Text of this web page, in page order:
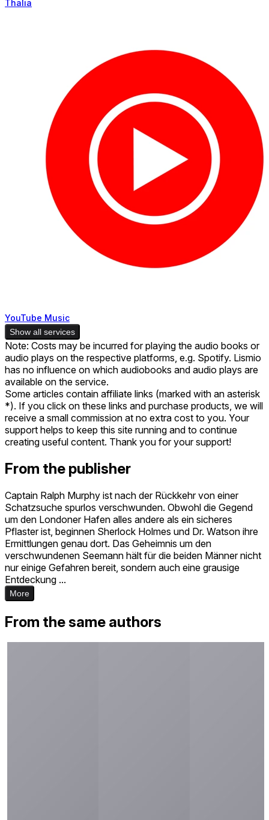
Thalia
YouTube Music
Show all services
Note: Costs may be incurred for playing the audio books or
audio plays on the respective platforms, e.g. Spotify. Lismio
has no influence on which audiobooks and audio plays are
available on the service.
Some articles contain affiliate links (marked with an asterisk
*). If you click on these links and purchase products, we will
receive a small commission at no extra cost to you. Your
support helps to keep this site running and to continue
creating useful content. Thank you for your support!
From the publisher
Captain Ralph Murphy ist nach der Rückkehr von einer
Schatzsuche spurlos verschwunden. Obwohl die Gegend
um den Londoner Hafen alles andere als ein sicheres
Pflaster ist, beginnen Sherlock Holmes und Dr. Watson ihre
Ermittlungen genau dort. Das Geheimnis um den
verschwundenen Seemann hält für die beiden Männer nicht
nur einige Gefahren bereit, sondern auch eine grausige
Entdeckung ...
More
From the same authors